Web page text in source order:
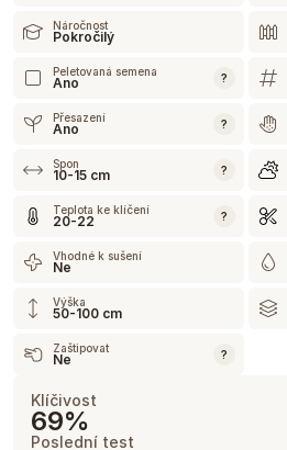
Náročnost
Pokročilý
Peletovaná semena
Ano ?
Přesazení
Ano ?
Spon
10-15 cm ?
Teplota ke klíčení
20-22 ?
Vhodné k sušení
Ne
Výška
50-100 cm
Zaštipovat
Ne ?
Klíčivost
69%
Poslední test